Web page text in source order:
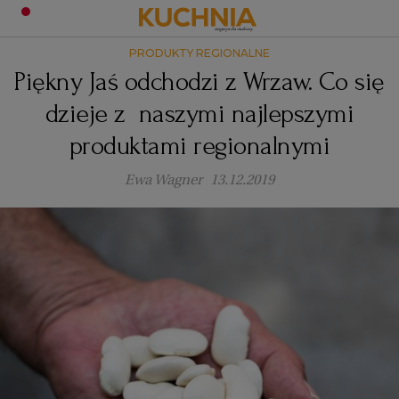
ŚNIADANIA
OBIADY
DESERY
ZUPY
CIASTA
OKAZJE
HALLOWEEN
KARNAWAŁ
WIELKANOC
WALENTYNKI
KUCHNIE ŚWIATA
KUCHNIA BRYTYJSKA
KUCHNIA AFRYKAŃSKA
KUCHNIA JAPOŃSKA
PORADY
SZKOŁA GOTOWANIA
PORADY
ZDROWA DIETA
DIETA
DO POCZYTANIA
PRODUKTY REGIONALNE
Piękny Jaś odchodzi z Wrzaw. Co się
dzieje z naszymi najlepszymi
produktami regionalnymi
Ewa Wagner 13.12.2019